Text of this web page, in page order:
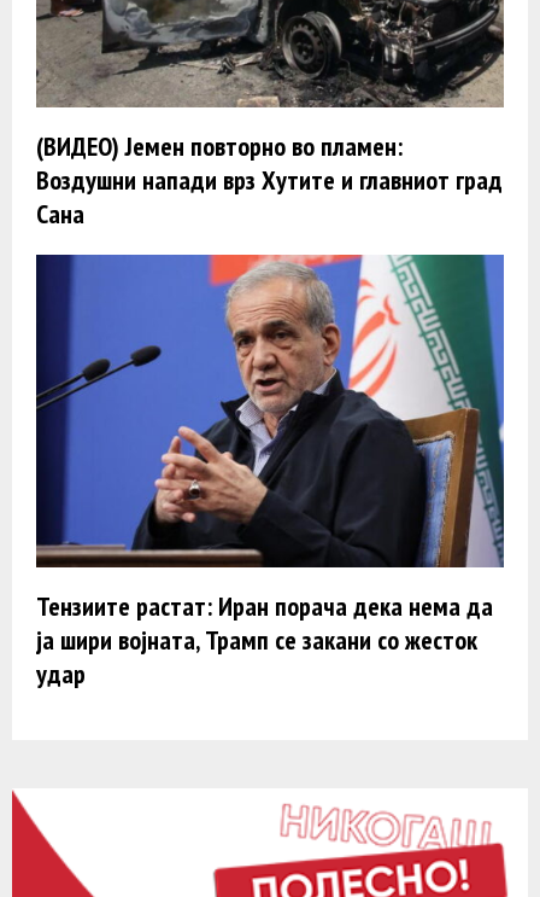
(ВИДЕО) Јемен повторно во пламен:
Воздушни напади врз Хутите и главниот град
Сана
Тензиите растат: Иран порача дека нема да
ja шири војната, Трамп се закани со жесток
удар